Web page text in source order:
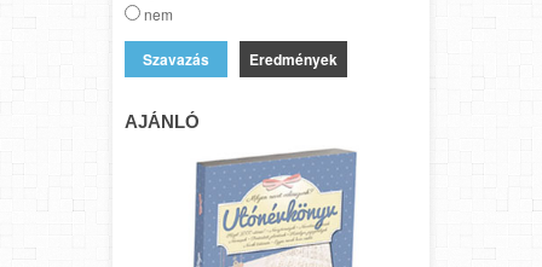
nem
Eredmények
AJÁNLÓ